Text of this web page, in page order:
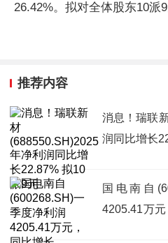
26.42%。拟对全体股东10派9
推荐内容
消息！瑞联
润同比增长
国电南自
4205.41万